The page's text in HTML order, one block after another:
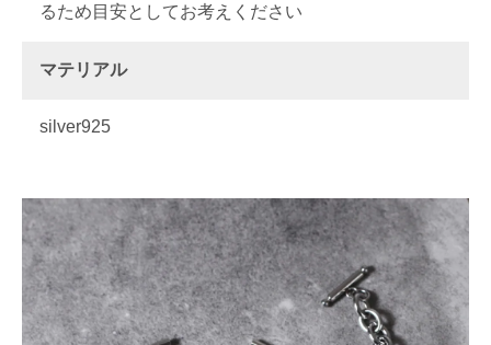
るため目安としてお考えください
マテリアル
silver925